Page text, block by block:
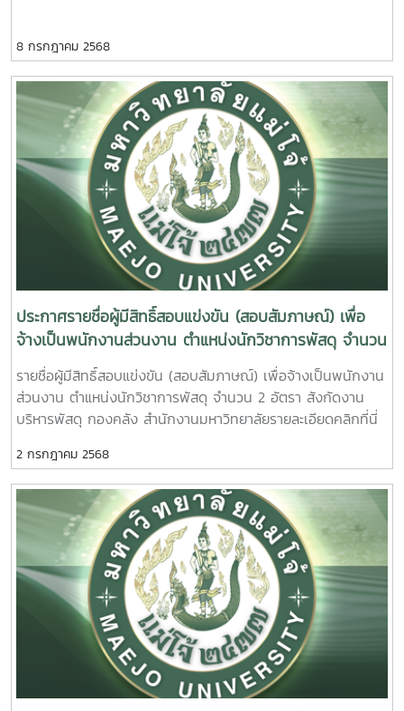
8 กรกฎาคม 2568
ประกาศรายชื่อผู้มีสิทธิ์สอบแข่งขัน (สอบสัมภาษณ์) เพื่อ
จ้างเป็นพนักงานส่วนงาน ตำแหน่งนักวิชาการพัสดุ จำนวน
2 อัตรา สังกัดงานบริหารพัสดุ กองคลัง สำนักงาน
มหาวิทยาลัย
รายชื่อผู้มีสิทธิ์สอบแข่งขัน (สอบสัมภาษณ์) เพื่อจ้างเป็นพนักงาน
ส่วนงาน ตำแหน่งนักวิชาการพัสดุ จำนวน 2 อัตรา สังกัดงาน
บริหารพัสดุ กองคลัง สำนักงานมหาวิทยาลัยรายละเอียดคลิกที่นี่
2 กรกฎาคม 2568